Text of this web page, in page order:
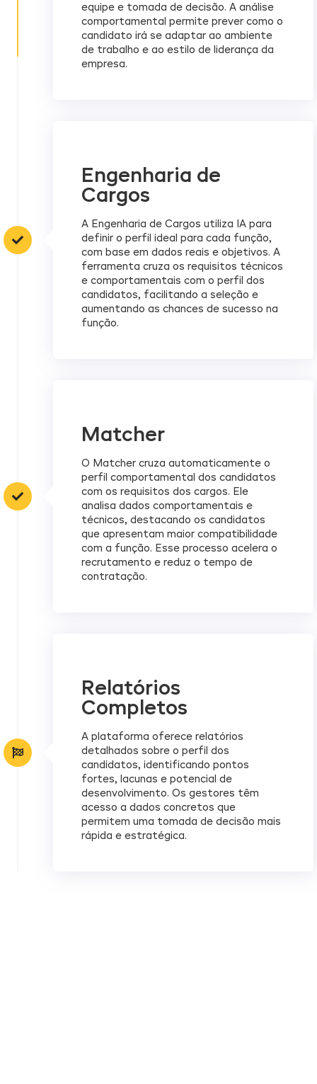
equipe e tomada de decisão. A análise
comportamental permite prever como o
candidato irá se adaptar ao ambiente
de trabalho e ao estilo de liderança da
empresa.
Engenharia de
Cargos
A Engenharia de Cargos utiliza IA para
definir o perfil ideal para cada função,
com base em dados reais e objetivos. A
ferramenta cruza os requisitos técnicos
e comportamentais com o perfil dos
candidatos, facilitando a seleção e
aumentando as chances de sucesso na
função.
Matcher
O Matcher cruza automaticamente o
perfil comportamental dos candidatos
com os requisitos dos cargos. Ele
analisa dados comportamentais e
técnicos, destacando os candidatos
que apresentam maior compatibilidade
com a função. Esse processo acelera o
recrutamento e reduz o tempo de
contratação.
Relatórios
Completos
A plataforma oferece relatórios
detalhados sobre o perfil dos
candidatos, identificando pontos
fortes, lacunas e potencial de
desenvolvimento. Os gestores têm
acesso a dados concretos que
permitem uma tomada de decisão mais
rápida e estratégica.